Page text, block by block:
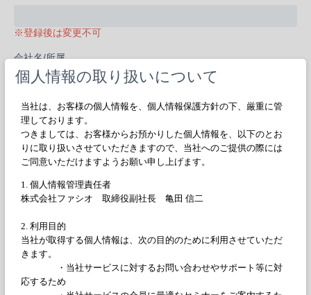
※登録後は変更不可
会社名/所属
「個人」「学生」などとしてください
部署
役職
※役職がない場合は「なし」「一般社員(職員)」「従業員」など
としてください
個人情報の取り扱いについて